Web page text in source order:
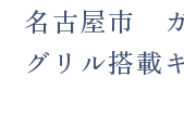
名古屋市
グリル搭載